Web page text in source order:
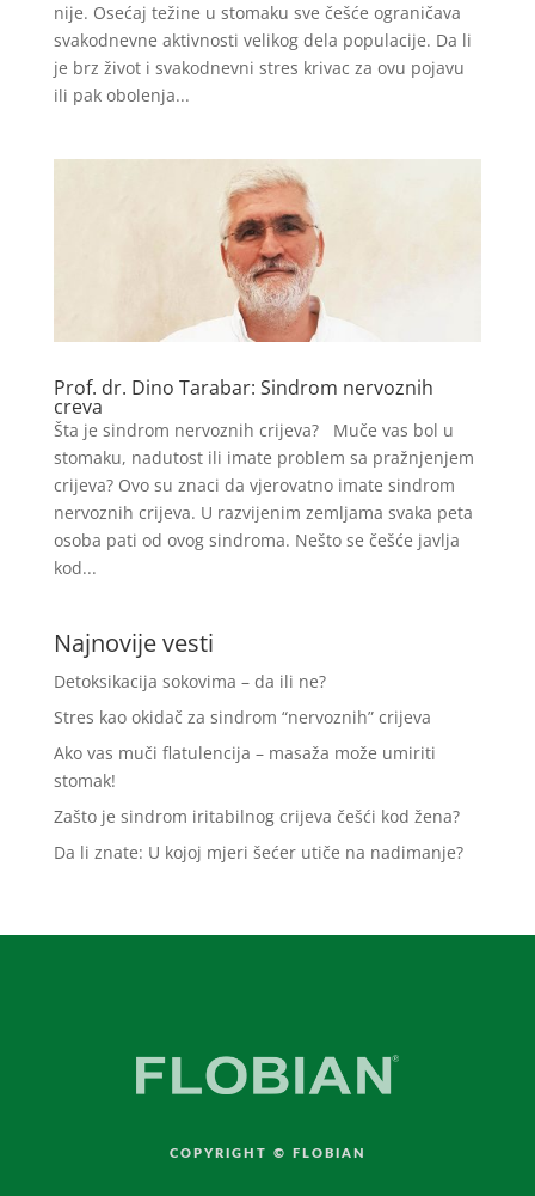
nije. Osećaj težine u stomaku sve češće ograničava
svakodnevne aktivnosti velikog dela populacije. Da li
je brz život i svakodnevni stres krivac za ovu pojavu
ili pak obolenja...
Prof. dr. Dino Tarabar: Sindrom nervoznih
creva
Šta je sindrom nervoznih crijeva? Muče vas bol u
stomaku, nadutost ili imate problem sa pražnjenjem
crijeva? Ovo su znaci da vjerovatno imate sindrom
nervoznih crijeva. U razvijenim zemljama svaka peta
osoba pati od ovog sindroma. Nešto se češće javlja
kod...
Najnovije vesti
Detoksikacija sokovima – da ili ne?
Stres kao okidač za sindrom “nervoznih” crijeva
Ako vas muči flatulencija – masaža može umiriti
stomak!
Zašto je sindrom iritabilnog crijeva češći kod žena?
Da li znate: U kojoj mjeri šećer utiče na nadimanje?
COPYRIGHT © FLOBIAN